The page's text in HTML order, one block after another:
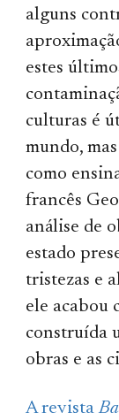
alguns
estes
culturas é
mundo,
como
francês
análise de
estado
tristezas e
ele acabou
construída
obras e as
A revista